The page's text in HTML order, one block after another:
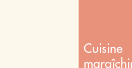
Cuisine